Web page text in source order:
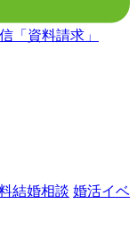
結婚相談 婚活イベ